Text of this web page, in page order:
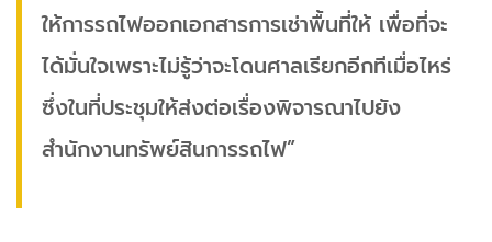
ให้การรถไฟออกเอกสารการเช่าพื้นที่ให้ เพื่อที่จะ
ได้มั่นใจเพราะไม่รู้ว่าจะโดนศาลเรียกอีกทีเมื่อไหร่
ซึ่งในที่ประชุมให้ส่งต่อเรื่องพิจารณาไปยัง
สำนักงานทรัพย์สินการรถไฟ”